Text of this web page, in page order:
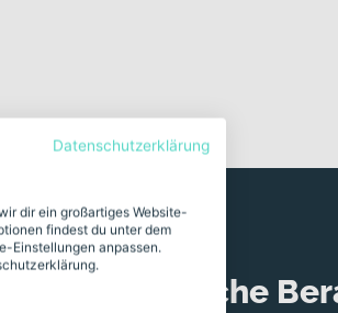
Persönliche
Datenschutzerklärung
dir ein großartiges Website-
findest du unter dem
Einstellungen anpassen.